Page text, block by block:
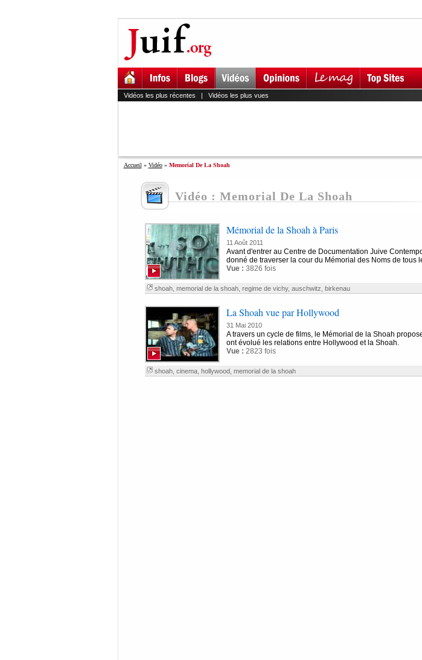
Vidéos les plus récentes | Vidéos les plus vues
Accueil » Vidéo» Memorial De La Shoah
Vidéo : Memorial De La Shoah
Mémorial de la Shoah à Paris
11 Août 2011
Avant d'entrer au Centre de Documentation Juive
donné de traverser la cour du Mémorial des Noms de tous
Vue : 3826 fois
shoah, memorial de la shoah, regime de vichy, auschwitz birkenau
La Shoah vue par Hollywood
31 Mai 2010
A travers un cycle de films, le Mémorial de la Shoah
ont évolué les relations entre Hollywood et la Shoah.
Vue : 2823 fois
shoah, cinema, hollywood, memorial de la shoah